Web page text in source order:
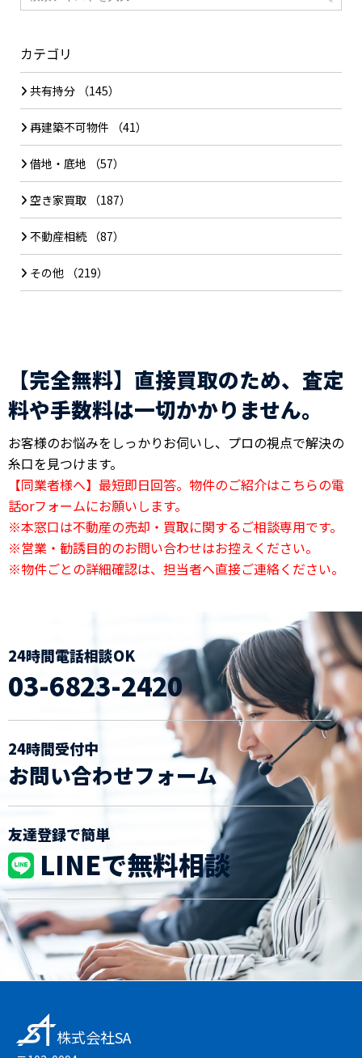
カテゴリ
共有持分 （145）
再建築不可物件 （41）
借地・底地 （57）
空き家買取 （187）
不動産相続（87）
その他 （219）
【完全無料】直接買取のため、査定
料や手数料は一切かかりません。
お客様のお悩みをしっかりお伺いし、プロの視点で解決の
糸口を見つけます。
【同業者様へ】最短即日回答。物件のご紹介はこちらの電
話orフォームにお願いします。
※本窓口は不動産の売却・買取に関するご相談専用です。
※営業・勧誘目的のお問い合わせはお控えください。
※物件ごとの詳細確認は、担当者へ直接ご連絡ください。
24時間電話相談OK
03-6823-2420
24時間受付中
お問い合わせフォーム
友達登録で簡単
LINEで無料相談
株式会社SA